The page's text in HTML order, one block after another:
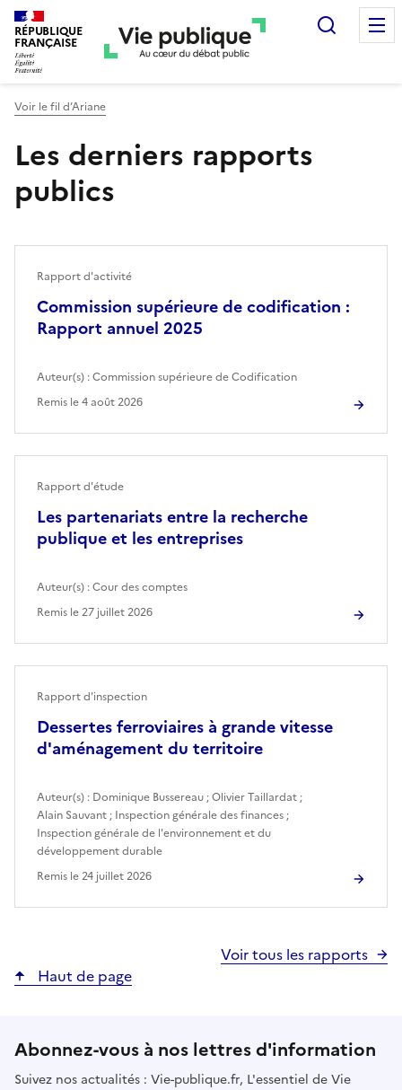
RÉPUBLIQUE
FRANÇAISE
Voir le fil d’Ariane
Les derniers rapports
publics
Commission supérieure de codification :
Rapport annuel 2025
Rapport d'activité
Auteur(s) :Commission supérieure de Codification
Remis le4 août 2026
Les partenariats entre la recherche
publique et les entreprises
Rapport d'étude
Auteur(s) :Cour des comptes
Remis le27 juillet 2026
Dessertes ferroviaires à grande vitesse
d'aménagement du territoire
Rapport d'inspection
Auteur(s) : Dominique Bussereau ;Olivier Taillardat ;
Alain Sauvant ; Inspection générale des finances ;
Inspection générale de l'environnement et du
développement durable
Remis le24 juillet 2026
Voir tous les rapports
Haut de page
Abonnez-vous à nos lettres d'information
Suivez nos actualités : Vie-publique.fr, L'essentiel de Vie